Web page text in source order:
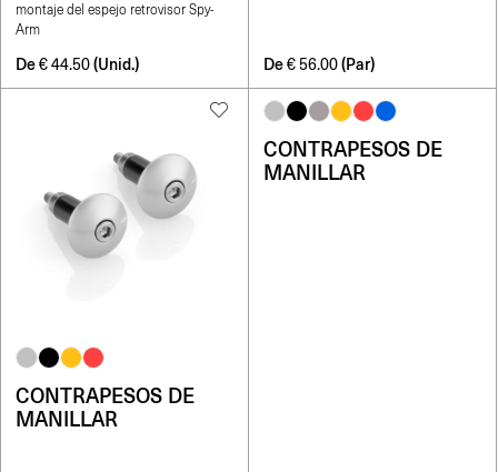
montaje del espejo retrovisor Spy-
Arm
De €44.50 (Unid.) De €56.00 (Par)
CONTRAPESOS DE
MANILLAR
CONTRAPESOS DE
MANILLAR